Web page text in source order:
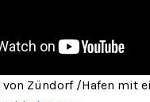
Zündorf /Hafen mit